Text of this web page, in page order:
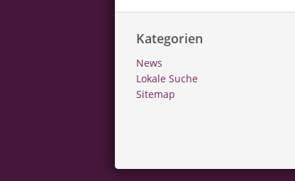
Kategorien
News
Lokale Suche
Sitemap